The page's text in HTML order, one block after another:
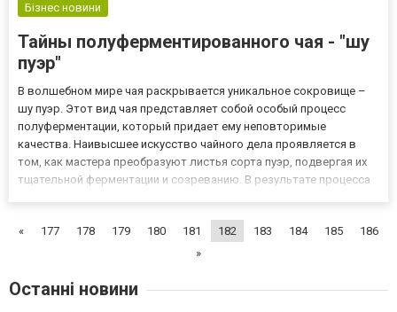
Бізнес новини
Тайны полуферментированного чая - "шу
пуэр"
В волшебном мире чая раскрывается уникальное сокровище –
шу пуэр. Этот вид чая представляет собой особый процесс
полуферментации, который придает ему неповторимые
качества. Наивысшее искусство чайного дела проявляется в
том, как мастера преобразуют листья сорта пуэр, подвергая их
тщательной ферментации и созреванию. В результате процесса
чая...
« 177 178 179 180 181 182 183 184 185
186
»
Останні новини